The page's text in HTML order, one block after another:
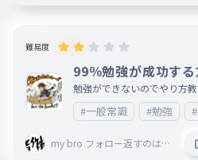
難易度
99％勉強が成功す
。教えてくれた人を
勉強ができないのでやり方教
#一般常識 #勉強
my bro フォロー返すのは当